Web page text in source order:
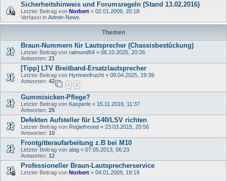
Sicherheitshinweis und Forumsregeln (Stand 13.02.2016)
Letzter Beitrag von Norbert « 02.01.2009, 20:18
Verfasst in Admin-News
Themen
Braun-Nummern für Lautsprecher (Chassisbestückung)
Letzter Beitrag von raimund54 « 06.10.2025, 20:26
Antworten: 21
[Tipp] LTV Breitband-Ersatzlautsprecher
Letzter Beitrag von Hymnenfrucht « 09.04.2025, 19:39
Antworten: 42
1 2
Gummisicken-Pflege?
Letzter Beitrag von Kasperle « 15.11.2016, 11:37
Antworten: 25
Defekten Aufsteller für LS40/LSV richten
Letzter Beitrag von Regiefreund « 23.03.2015, 20:56
Antworten: 10
Frontgitteraufarbeitung z.B bei M10
Letzter Beitrag von abig « 07.05.2013, 06:23
Antworten: 12
Professioneller Braun-Lautsprecherservice
Letzter Beitrag von Norbert « 04.01.2009, 19:19